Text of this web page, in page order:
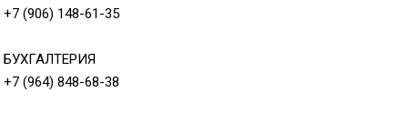
+7 (906) 148-61-35
БУХГАЛТЕРИЯ
+7 (964) 848-68-38